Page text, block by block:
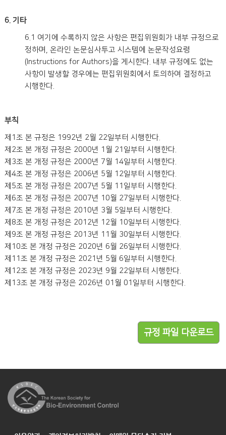
6. 기타
6.1 여기에 수록하지 않은 사항은 편집위원회가 내부 규정으로
정하며, 온라인 논문심사투고 시스템에 논문작성요령
(Instructions for Authors)을 게시한다. 내부 규정에도 없는
사항이 발생할 경우에는 편집위원회에서 토의하여 결정하고
시행한다.
부칙
제1조 본 규정은 1992년 2월 22일부터 시행한다.
제2조 본 개정 규정은 2000년 1월 21일부터 시행한다.
제3조 본 개정 규정은 2000년 7월 14일부터 시행한다.
제4조 본 개정 규정은 2006년 5월 12일부터 시행한다.
제5조 본 개정 규정은 2007년 5월 11일부터 시행한다.
제6조 본 개정 규정은 2007년 10월 27일부터 시행한다.
제7조 본 개정 규정은 2010년 3월 5일부터 시행한다.
제8조 본 개정 규정은 2012년 12월 10일부터 시행한다.
제9조 본 개정 규정은 2013년 11월 30일부터 시행한다.
제10조 본 개정 규정은 2020년 6월 26일부터 시행한다.
제11조 본 개정 규정은 2021년 5월 6일부터 시행한다.
제12조 본 개정 규정은 2023년 9월 22일부터 시행한다.
제13조 본 개정 규정은 2026년 01월 01일부터 시행한다.
규정 파일 다운로드